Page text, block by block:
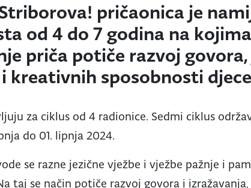
pričaonica je
od 4 do 7 godina na
priča potiče razvoj govora,
kreativnih sposobnosti
za ciklus od 4 radionice. Sedmi ciklus
do 01. lipnja 2024.
se razne jezične vježbe i vježbe pažnje i
taj se način potiče razvoj govora i